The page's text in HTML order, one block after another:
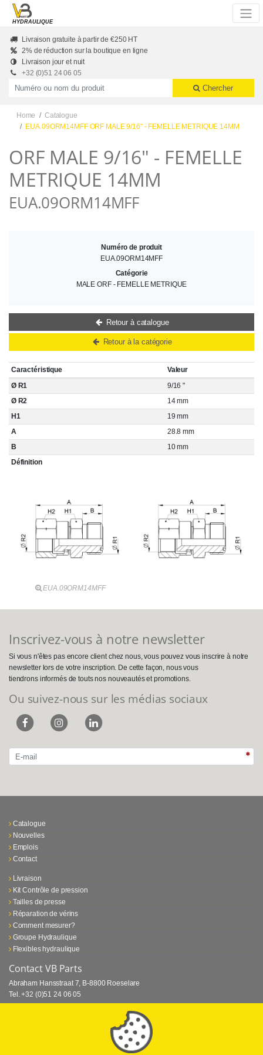
Skip to main content
HYDRAULIQUE
Livraison gratuite à partir de €250 HT
2% de réduction sur la boutique en ligne
Livraison jour et nuit
+32 (0)51 24 06 05
Productnummer of naam
Chercher
Home
Catalogue
EUA.09ORM14MFF ORF MALE 9/16" - FEMELLE METRIQUE 14MM
ORF MALE 9/16" - FEMELLE
METRIQUE 14MM
EUA.09ORM14MFF
Caractéristique
Valeur
Ø R1
9/16 "
Ø R2
14 mm
H1
19 mm
A
28.8 mm
B
10 mm
Définition
EUA.09ORM14MFF
Numéro de produit
EUA.09ORM14MFF
Catégorie
MALE ORF - FEMELLE METRIQUE
Retour à catalogue
Retour à la catégorie
Inscrivez-vous à notre newsletter
Si vous n'êtes pas encore client chez nous, vous pouvez vous inscrire à notre
newsletter lors de votre inscription. De cette façon, nous vous
tiendrons informés de touts nos nouveautés et promotions.
Ou suivez-nous sur les médias sociaux
Catalogue
Nouvelles
Emplois
Contact
Livraison
Kit Contrôle de pression
Tailles de presse
Réparation de vérins
Comment mesurer?
Groupe Hydraulique
Flexibles hydraulique
Contact VB Parts
Abraham Hansstraat 7, B-8800 Roeselare
Tel. +32 (0)51 24 06 05
⏳ Dernier mois de promotion Webtec!
Promotion Webtec Equipements De Test Portatifs